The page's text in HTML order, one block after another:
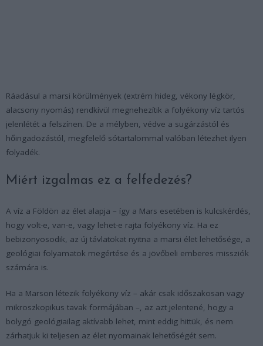
Ráadásul a marsi körülmények (extrém hideg, vékony légkör,
alacsony nyomás) rendkívül megnehezítik a folyékony víz tartós
jelenlétét a felszínen. De a mélyben, védve a sugárzástól és
hőingadozástól, megfelelő sótartalommal valóban létezhet ilyen
folyadék.
Miért izgalmas ez a felfedezés?
A víz a Földön az élet alapja – így a Mars esetében is kulcskérdés,
hogy volt-e, van-e, vagy lehet-e rajta folyékony víz. Ha ez
bebizonyosodik, az új távlatokat nyitna a marsi élet lehetősége, a
geológiai folyamatok megértése és a jövőbeli emberes missziók
számára is.
Ha a Marson létezik folyékony víz – akár csak időszakosan vagy
mikroszkopikus tavak formájában –, az azt jelentené, hogy a
bolygó geológiailag aktívabb lehet, mint eddig hittük, és nem
zárhatjuk ki teljesen az élet nyomainak lehetőségét sem.